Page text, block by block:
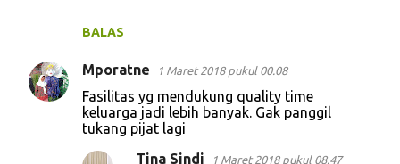
BALAS
Mporatne 1 Maret 2018 pukul 00.08
Fasilitas yg mendukung quality time
keluarga jadi lebih banyak. Gak panggil
tukang pijat lagi
Tina Sindi 1 Maret 2018 pukul 08.47